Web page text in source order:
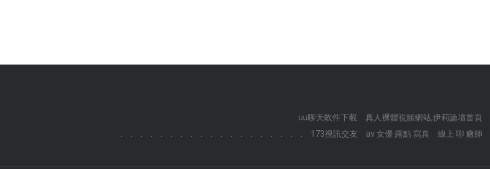
uu聊天軟件下載 真人裸體視頻網站,伊莉論壇首頁
173視訊交友 av 女優 露點 寫真 線上 聊 癒師